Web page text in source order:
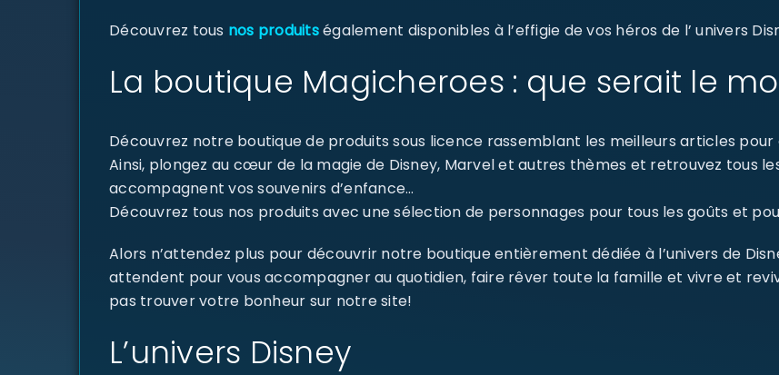
Découvrez tous nos produitségalement disponibles à l’effigie de vos héros de l’ univers
La boutique Magicheroes : que serait le
Découvrez notre boutique de produits sous licence rassemblant les meilleurs articles
Ainsi, plongez au cœur de la magie de Disney, Marvel et autres thèmes et retrouvez tous
accompagnent vos souvenirs d’enfance…
Découvrez tous nos produits avec une sélection de personnages pour tous les goûts et
Alors n’attendez plus pour découvrir notre boutique entièrement dédiée à l’univers de
attendent pour vous accompagner au quotidien, faire rêver toute la famille et vivre et
pas trouver votre bonheur sur notre site!
L’univers Disney